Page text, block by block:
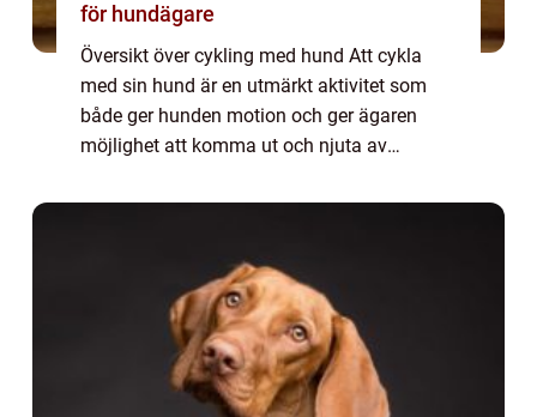
för hundägare
Översikt över cykling med hund Att cykla
med sin hund är en utmärkt aktivitet som
både ger hunden motion och ger ägaren
möjlighet att komma ut och njuta av
hundägare och det finns olika sätt att